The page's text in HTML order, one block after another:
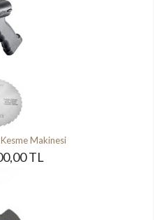
Makinesi
TL